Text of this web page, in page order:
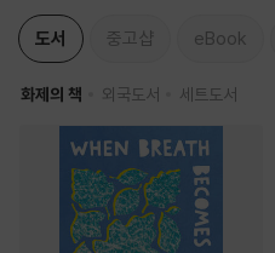
도서 중고샵 eBook
화제의 책 외국도서 세트도서